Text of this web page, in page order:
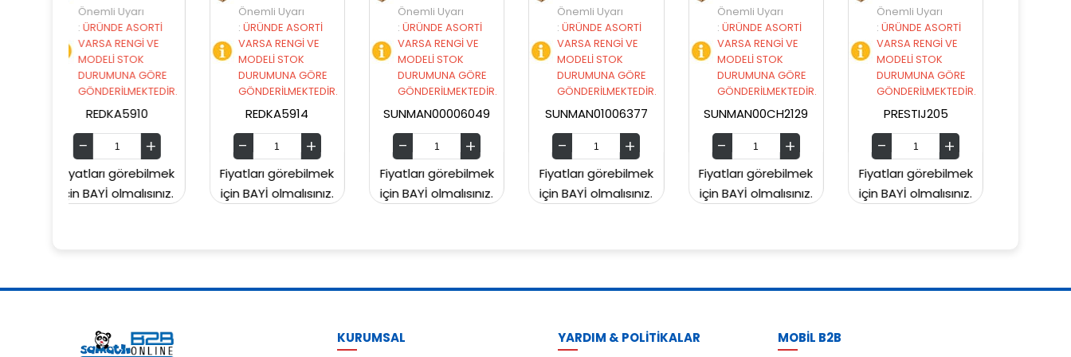
Önemli Uyarı
:ÜRÜNDE ASORTİ
VARSA RENGİ VE
MODELİ STOK
DURUMUNA GÖRE
GÖNDERİLMEKTEDİR.
REDKA5914
Fiyatları görebilmek
için BAYİ olmalısınız.
Önemli Uyarı
:ÜRÜNDE ASORTİ
VARSA RENGİ VE
MODELİ STOK
DURUMUNA GÖRE
GÖNDERİLMEKTEDİR.
SUNMAN00006049
Fiyatları görebilmek
için BAYİ olmalısınız.
Önemli Uyarı
:ÜRÜNDE ASORTİ
VARSA RENGİ VE
MODELİ STOK
DURUMUNA GÖRE
GÖNDERİLMEKTEDİR.
SUNMAN01006377
Fiyatları görebilmek
için BAYİ olmalısınız.
Önemli Uyarı
:ÜRÜNDE ASORTİ
VARSA RENGİ VE
MODELİ STOK
DURUMUNA GÖRE
GÖNDERİLMEKTEDİR.
SUNMAN00CH2129
Fiyatları görebilmek
için BAYİ olmalısınız.
Önemli Uyarı
:ÜRÜNDE ASORTİ
VARSA RENGİ VE
MODELİ STOK
DURUMUNA GÖRE
GÖNDERİLMEKTEDİR.
PRESTIJ205
Fiyatları görebilmek
için BAYİ olmalısınız.
Önemli Uyarı
:ÜRÜNDE ASORTİ
VARSA RENGİ VE
MODELİ STOK
DURUMUNA GÖRE
GÖNDERİLMEKTEDİR.
PRESTIJ203
Fiyatları görebilmek
için BAYİ olmalısınız.
KURUMSAL YARDIM & POLİTİKALAR MOBİL B2B